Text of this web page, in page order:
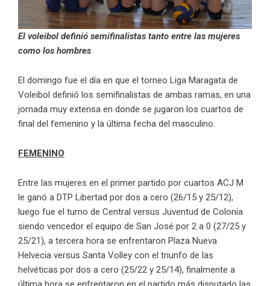
El voleibol definió semifinalistas tanto entre las mujeres
como los hombres
El domingo fue el día en que el torneo Liga Maragata de
Voleibol definió los semifinalistas de ambas ramas, en una
jornada muy extensa en donde se jugaron los cuartos de
final del femenino y la última fecha del masculino.
FEMENINO
Entre las mujeres en el primer partido por cuartos ACJ M
le ganó a DTP Libertad por dos a cero (26/15 y 25/12),
luego fue el turno de Central versus Juventud de Colonia
siendo vencedor el equipo de San José por 2 a 0 (27/25 y
25/21), a tercera hora se enfrentaron Plaza Nueva
Helvecia versus Santa Volley con el triunfo de las
helvéticas por dos a cero (25/22 y 25/14), finalmente a